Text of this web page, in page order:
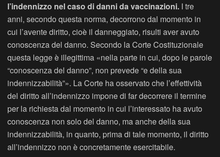
l’indennizzo nel caso di danni da vaccinazioni. I tre
anni, secondo questa norma, decorrono dal momento in
cui l’avente diritto, cioè il danneggiato, risulti aver avuto
conoscenza del danno. Secondo la Corte Costituzionale
questa legge è illegittima «nella parte in cui, dopo le parole
“conoscenza del danno”, non prevede “e della sua
indennizzabilità”». La Corte ha osservato che l’effettività
del diritto all’indennizzo impone di far decorrere il termine
per la richiesta dal momento in cui l’interessato ha avuto
conoscenza non solo del danno, ma anche della sua
indennizzabilità, in quanto, prima di tale momento, il diritto
all’indennizzo non è concretamente esercitabile.